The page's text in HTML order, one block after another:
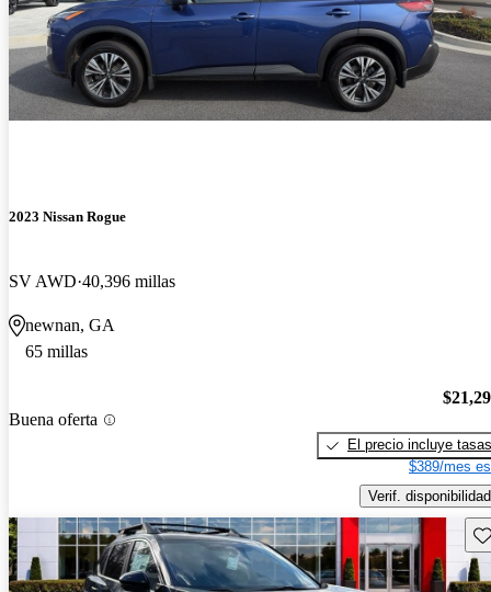
2023 Nissan Rogue
SV AWD 40,396 millas
newnan, GA
65 millas
Buena oferta
El precio incluye tasas
$389/mes
Verif. disponibilidad